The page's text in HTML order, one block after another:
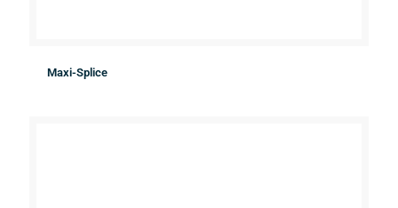
Maxi-Splice